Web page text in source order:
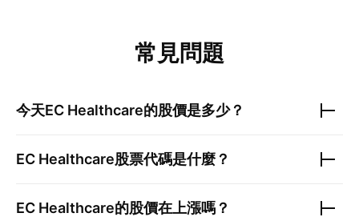
常見問題
今天EC Healthcare的股價是多少？
EC Healthcare股票代碼是什麼？
EC Healthcare的股價在上漲嗎？